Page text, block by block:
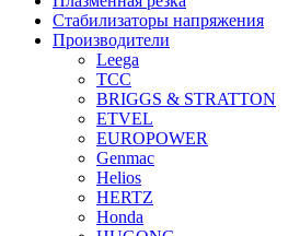
Стабилизаторы напряжения
Производители
Leega
ТСС
BRIGGS & STRATTON
ETVEL
EUROPOWER
Genmac
Helios
HERTZ
Honda